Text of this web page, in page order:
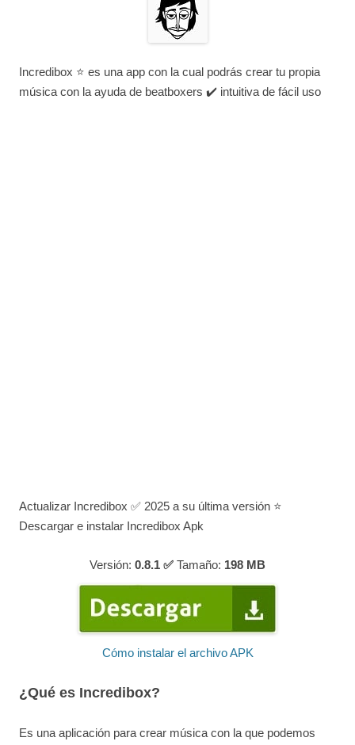
Incredibox ⭐ es una app con la cual podrás crear tu propia
música con la ayuda de beatboxers ✔️ intuitiva de fácil uso
Actualizar Incredibox ✅ 2025 a su última versión ⭐
Descargar e instalar Incredibox Apk
Versión: 0.8.1 ✅ Tamaño: 198 MB
Cómo instalar el archivo APK
¿Qué es Incredibox?
Es una aplicación para crear música con la que podemos